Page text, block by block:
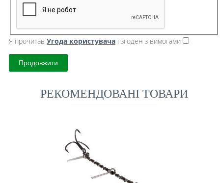
Я прочитав Угода користувача і згоден з вимогами
Продовжити
РЕКОМЕНДОВАНІ ТОВАРИ